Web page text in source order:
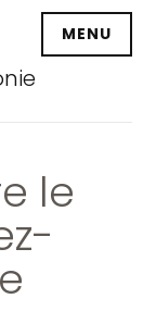
MENU
le